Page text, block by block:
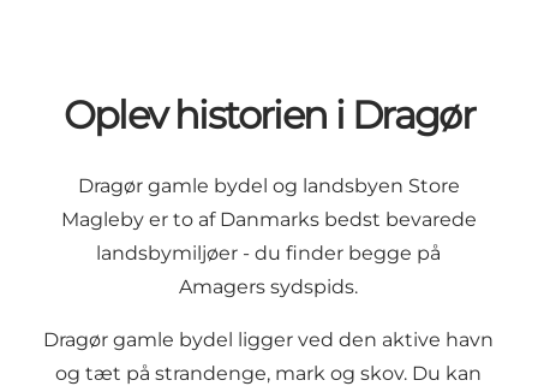
Oplev historien i Dragør
Dragør gamle bydel og landsbyen Store
Magleby er to af Danmarks bedst bevarede
landsbymiljøer - du finder begge på
Amagers sydspids.
Dragør gamle bydel ligger ved den aktive havn
og tæt på strandenge, mark og skov. Du kan